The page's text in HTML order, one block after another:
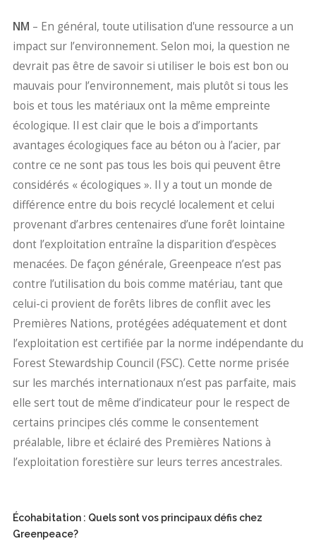
NM – En général, toute utilisation d'une ressource a un
impact sur l’environnement. Selon moi, la question ne
devrait pas être de savoir si utiliser le bois est bon ou
mauvais pour l’environnement, mais plutôt si tous les
bois et tous les matériaux ont la même empreinte
écologique. Il est clair que le bois a d’importants
avantages écologiques face au béton ou à l’acier, par
contre ce ne sont pas tous les bois qui peuvent être
considérés « écologiques ». Il y a tout un monde de
différence entre du bois recyclé localement et celui
provenant d’arbres centenaires d’une forêt lointaine
dont l’exploitation entraîne la disparition d’espèces
menacées. De façon générale, Greenpeace n’est pas
contre l’utilisation du bois comme matériau, tant que
celui-ci provient de forêts libres de conflit avec les
Premières Nations, protégées adéquatement et dont
l’exploitation est certifiée par la norme indépendante du
Forest Stewardship Council (FSC). Cette norme prisée
sur les marchés internationaux n’est pas parfaite, mais
elle sert tout de même d’indicateur pour le respect de
certains principes clés comme le consentement
préalable, libre et éclairé des Premières Nations à
l’exploitation forestière sur leurs terres ancestrales.
Écohabitation : Quels sont vos principaux défis chez
Greenpeace?